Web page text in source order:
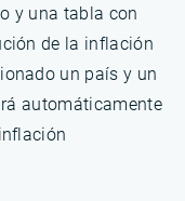
y una tabla con
de la inflación
un país y un
automáticamente